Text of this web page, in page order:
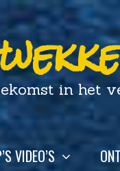
in het
VIDEO’S